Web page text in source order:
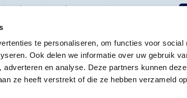
te personaliseren, om functies voor social
Ook delen we informatie over uw gebruik
en analyse. Deze partners kunnen
ze heeft verstrekt of die ze hebben verzameld